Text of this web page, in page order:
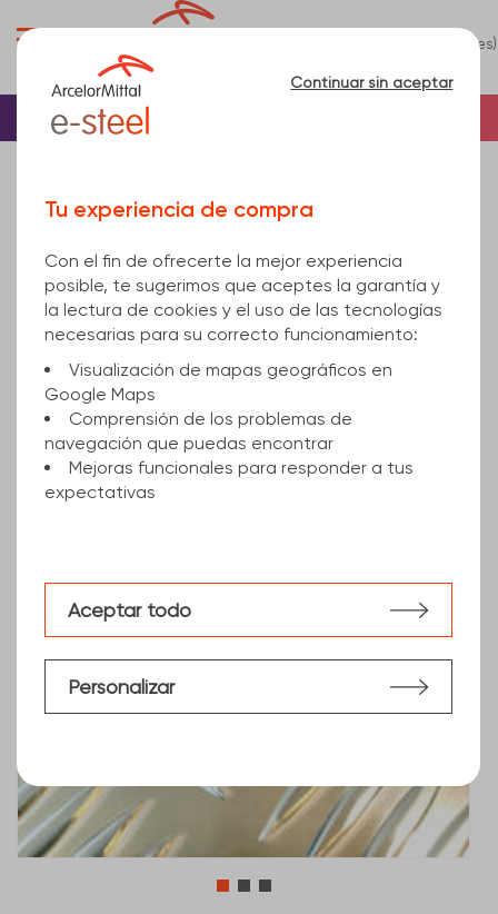
(es)
Inicio Chapa de acero
chapa damero 5 palillos aluminio AW5754H114
5/6,5x1250x5
Continuar sin aceptar
Tu experiencia de compra
Con el fin de ofrecerte la mejor experiencia
posible, te sugerimos que aceptes la garantía y
la lectura de cookies y el uso de las tecnologías
necesarias para su correcto funcionamiento:
Visualización de mapas geográficos en
Google Maps
Comprensión de los problemas de
navegación que puedas encontrar
Mejoras funcionales para responder a tus
expectativas
Personalizar
Aceptar todo